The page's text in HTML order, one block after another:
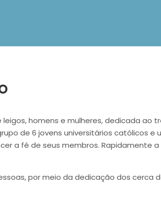
homens e mulheres, dedicada ao
de 6 jovens universitários católicos e
a fé de seus membros. Rapidamente
por meio da dedicação dos cerca